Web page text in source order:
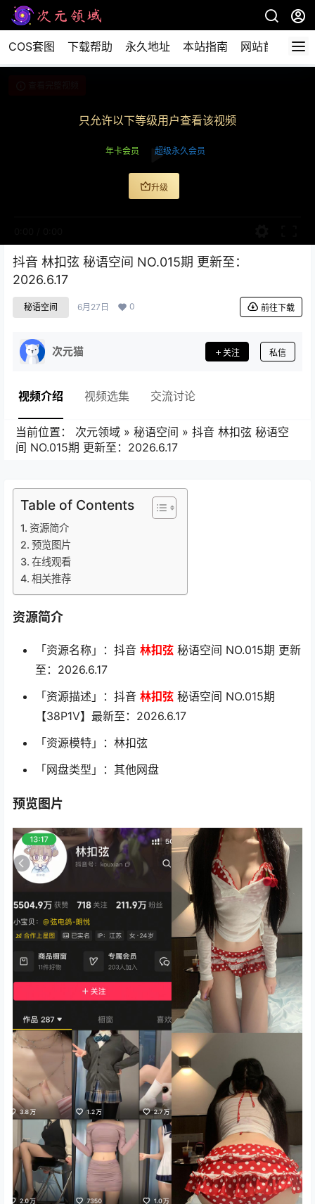
COS套图 下载帮助 永久地址 本站指南 网站首页
只允许以下等级用户查看该视频
年卡会员 超级永久会员
升级
抖音 林扣弦 秘语空间 NO.015期 更新至：
2026.6.17
秘语空间 6月27日 0 前往下载
次元猫 关注 私信
视频介绍 视频选集 交流讨论
当前位置： 次元领域 » 秘语空间 » 抖音 林扣弦 秘语空
间 NO.015期 更新至：2026.6.17
Table of Contents
资源简介
预览图片
在线观看
相关推荐
资源简介
「资源名称」：抖音 林扣弦 秘语空间 NO.015期 更新
至：2026.6.17
「资源描述」：抖音 林扣弦 秘语空间 NO.015期
【38P1V】最新至：2026.6.17
「资源模特」：林扣弦
「网盘类型」：其他网盘
预览图片